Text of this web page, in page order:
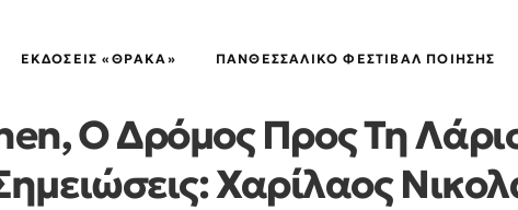
EΚΔΌΣΕΙΣ «ΘΡΑΚΑ» ΠΑΝΘΕΣΣΑΛΙΚΌ ΦΕΣΤΙΒΆΛ ΠΟΊΗΣΗΣ
ΚΑΡΒΟΥΝΌΣΚΟΝΗ
Ο Δρόμος Προς Τη
Χαρίλαος